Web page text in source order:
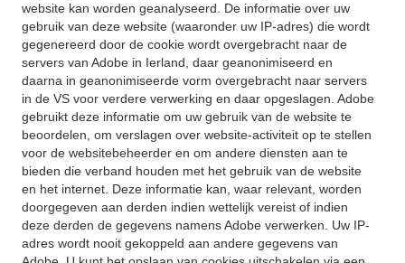
website kan worden geanalyseerd. De informatie over uw
gebruik van deze website (waaronder uw IP-adres) die wordt
gegenereerd door de cookie wordt overgebracht naar de
servers van Adobe in Ierland, daar geanonimiseerd en
daarna in geanonimiseerde vorm overgebracht naar servers
in de VS voor verdere verwerking en daar opgeslagen. Adobe
gebruikt deze informatie om uw gebruik van de website te
beoordelen, om verslagen over website-activiteit op te stellen
voor de websitebeheerder en om andere diensten aan te
bieden die verband houden met het gebruik van de website
en het internet. Deze informatie kan, waar relevant, worden
doorgegeven aan derden indien wettelijk vereist of indien
deze derden de gegevens namens Adobe verwerken. Uw IP-
adres wordt nooit gekoppeld aan andere gegevens van